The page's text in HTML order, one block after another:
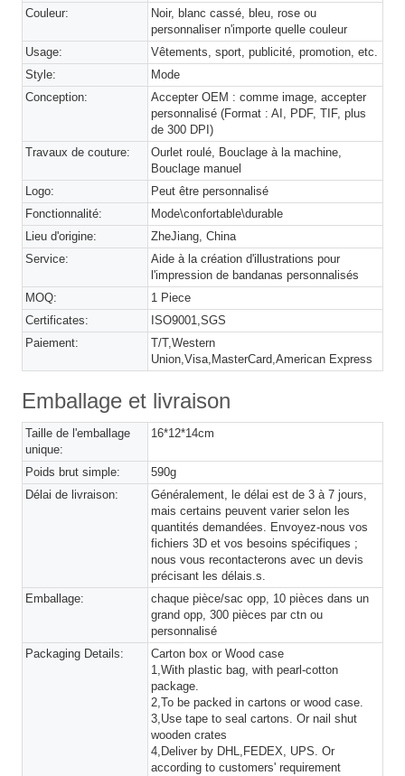
Couleur:
Noir, blanc cassé, bleu, rose ou
personnaliser n'importe quelle couleur
Usage:
Vêtements, sport, publicité, promotion, etc.
Style:
Mode
Conception:
Accepter OEM : comme image, accepter
personnalisé (Format : AI, PDF, TIF, plus
de 300 DPI)
Travaux de couture:
Ourlet roulé, Bouclage à la machine,
Bouclage manuel
Logo:
Peut être personnalisé
Fonctionnalité:
Mode\confortable\durable
Lieu d'origine:
ZheJiang, China
Service:
Aide à la création d'illustrations pour
l'impression de bandanas personnalisés
MOQ:
1 Piece
Certificates:
ISO9001,SGS
Paiement:
T/T,Western
Union,Visa,MasterCard,American Express
Emballage et livraison
Taille de l'emballage
unique:
16*12*14cm
Poids brut simple:
590g
Délai de livraison:
Généralement, le délai est de 3 à 7 jours,
mais certains peuvent varier selon les
quantités demandées. Envoyez-nous vos
fichiers 3D et vos besoins spécifiques ;
nous vous recontacterons avec un devis
précisant les délais.s.
Emballage:
chaque pièce/sac opp, 10 pièces dans un
grand opp, 300 pièces par ctn ou
personnalisé
Packaging Details:
Carton box or Wood case
1,With plastic bag, with pearl-cotton
package.
2,To be packed in cartons or wood case.
3,Use tape to seal cartons. Or nail shut
wooden crates
4,Deliver by DHL,FEDEX, UPS. Or
according to customers' requirement